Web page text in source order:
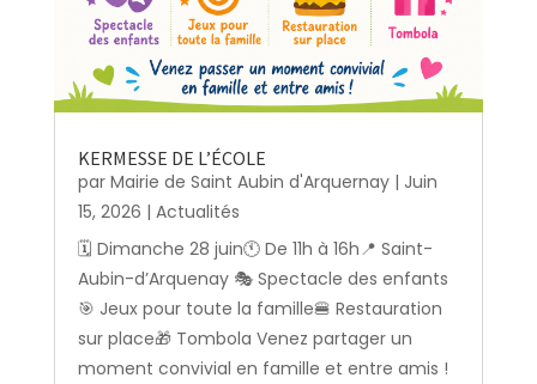
KERMESSE DE L’ÉCOLE
par Mairie de Saint Aubin d'Arquernay| Juin
15, 2026 | Actualités
🗓️ Dimanche 28 juin🕚 De 11h à 16h📍 Saint-
Aubin-d’Arquenay 🎭 Spectacle des enfants
🎯 Jeux pour toute la famille🍔 Restauration
sur place🎁 Tombola Venez partager un
moment convivial en famille et entre amis !